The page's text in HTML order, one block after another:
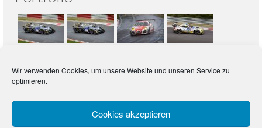
Wir verwenden Cookies, um unsere Website und unseren Service zu
optimieren.
Cookies akzeptieren